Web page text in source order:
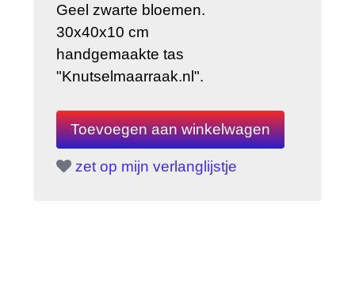
Geel zwarte bloemen.
30x40x10 cm
handgemaakte tas
"Knutselmaarraak.nl".
zet op mijn verlanglijstje